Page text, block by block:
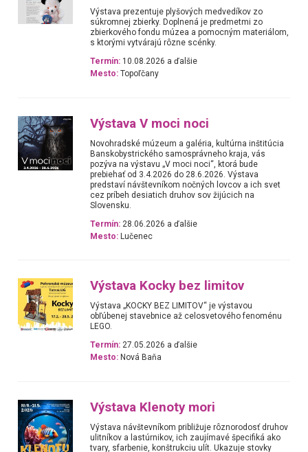
Výstava prezentuje plyšových medvedíkov zo
súkromnej zbierky. Doplnená je predmetmi zo
zbierkového fondu múzea a pomocným materiálom,
s ktorými vytvárajú rôzne scénky.
Termín: 10.08.2026 a ďalšie
Mesto: Topoľčany
Výstava V moci noci
Novohradské múzeum a galéria, kultúrna inštitúcia
Banskobystrického samosprávneho kraja, vás
pozýva na výstavu „V moci noci“, ktorá bude
prebiehať od 3.4.2026 do 28.6.2026. Výstava
predstaví návštevníkom nočných lovcov a ich svet
cez príbeh desiatich druhov sov žijúcich na
Slovensku.
Termín: 28.06.2026 a ďalšie
Mesto: Lučenec
Výstava Kocky bez limitov
Výstava „KOCKY BEZ LIMITOV“ je výstavou
obľúbenej stavebnice až celosvetového fenoménu
LEGO.
Termín: 27.05.2026 a ďalšie
Mesto: Nová Baňa
Výstava Klenoty mori
Výstava návštevníkom približuje rôznorodosť druhov
ulitníkov a lastúrnikov, ich zaujímavé špecifiká ako
tvary, sfarbenie, konštrukciu ulít. Ukazuje stovky